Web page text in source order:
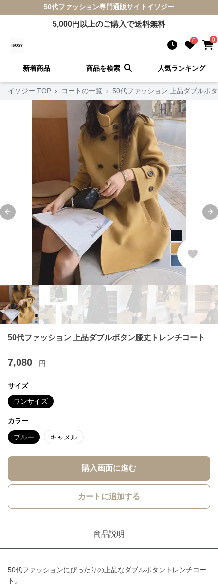
50代ファッション専門通販サイト イソジー
5,000円以上のご購入で送料無料
0 0
新着商品 商品を検索 人気ランキング
イソジー TOP › コートの一覧 › 50代ファッション 上品ダブルボ
Previous slide
50代ファッション 上品ダブルボタン膝丈トレンチコート
7,080 円
サイズ
ワンサイズ
カラー
ブルー キャメル
購入画面に進む
カートに追加する
商品説明
50代ファッションにぴったりの上品なダブルボタントレンチコー
ト。